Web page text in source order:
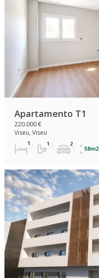
Apartamento T1
220.000 €
Viseu, Viseu
58m2